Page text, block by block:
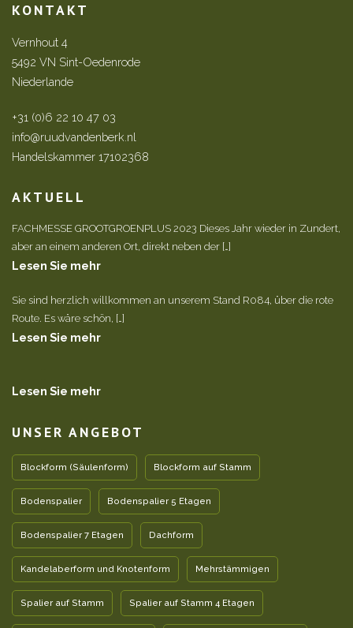
KONTAKT
Vernhout 4
5492 VN Sint-Oedenrode
Niederlande
+31 (0)6 22 10 47 03
info@ruudvandenberk.nl
Handelskammer 17102368
AKTUELL
FACHMESSE GROOTGROENPLUS 2023 Dieses Jahr wieder in Zundert,
aber an einem anderen Ort, direkt neben der […]
Lesen Sie mehr
Sie sind herzlich willkommen an unserem Stand R084, über die rote
Route. Es wäre schön, […]
Lesen Sie mehr
Lesen Sie mehr
UNSER ANGEBOT
Blockform (Säulenform) Blockform auf Stamm
Bodenspalier Bodenspalier 5 Etagen
Bodenspalier 7 Etagen Dachform
Kandelaberform und Knotenform Mehrstämmigen
Spalier auf Stamm Spalier auf Stamm 4 Etagen